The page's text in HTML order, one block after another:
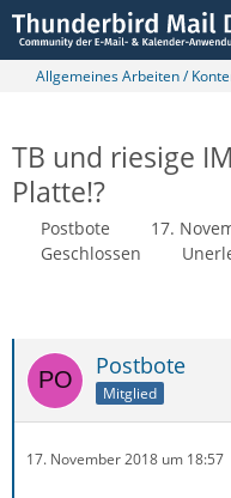
Allgemeines Arbeiten /
TB und riesige
Platte!?
Postbote
17.
Geschlossen
Postbote
Mitglied
17. November 2018 um 18:57